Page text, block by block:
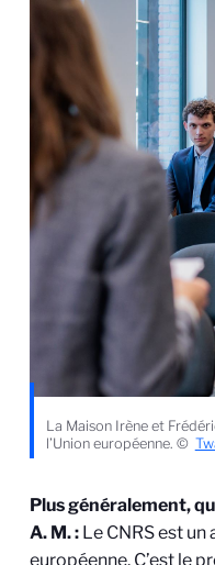
La Maison Irène et
l’Union européenne. ©
Plus généralement,
A. M. :Le CNRS est un
européenne. C’est le